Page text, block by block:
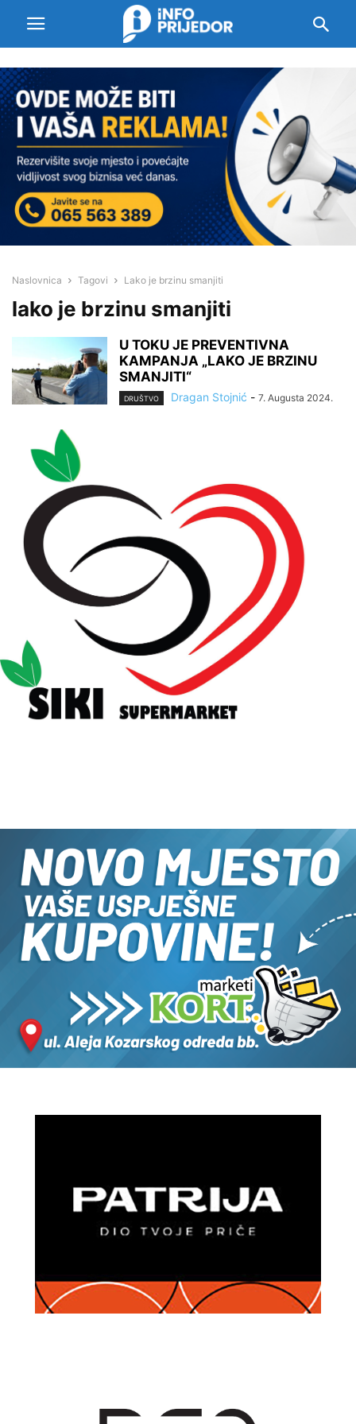
Naslovnica Tagovi Lako je brzinu smanjiti
lako je brzinu smanjiti
U TOKU JE PREVENTIVNA
KAMPANJA „LAKO JE BRZINU
SMANJITI“
DRUŠTVO Dragan Stojnić - 7. Augusta 2024.